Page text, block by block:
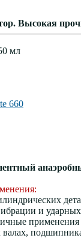
Высокая
мл
660
и
применения